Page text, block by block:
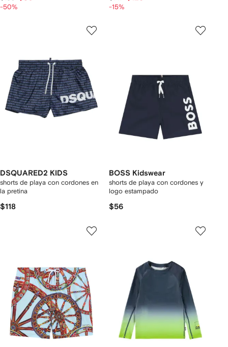
-50% -15%
DSQUARED2 KIDS
shorts de playa con cordones en
la pretina
$118
BOSS Kidswear
shorts de playa con cordones y
logo estampado
$56